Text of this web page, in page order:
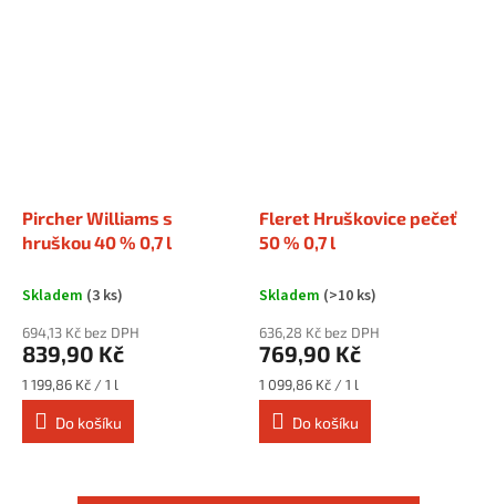
Pircher Williams s
hruškou 40 % 0,7 l
Skladem (3 ks)
694,13 Kč bez DPH
839,90 Kč
Měrná
cena:
1 199,86 Kč / 1 l
Do košíku
Fleret Hruškovice pečeť
50 % 0,7 l
Skladem (>10 ks)
636,28 Kč bez DPH
769,90 Kč
Měrná
cena:
1 099,86 Kč / 1 l
Do košíku